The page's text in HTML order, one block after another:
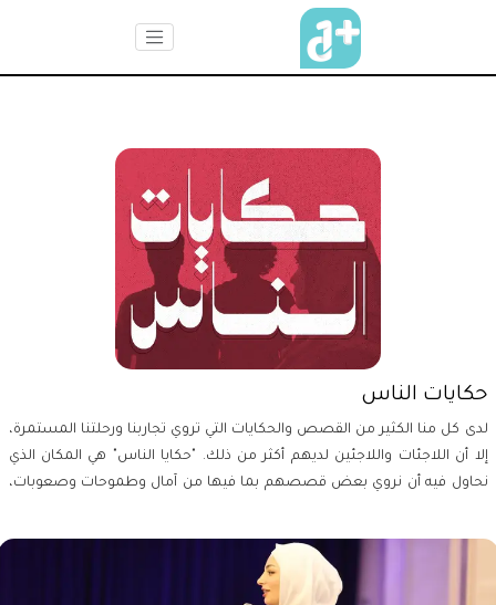
حكايات الناس
لدى كل منا الكثير من القصص والحكايات التي تروي تجاربنا ورحلتنا المستمرة،
إلا أن اللاجئات واللاجئين لديهم أكثر من ذلك. "حكايا الناس" هي المكان الذي
نحاول فيه أن نروي بعض قصصهم بما فيها من آمال وطموحات وصعوبات،